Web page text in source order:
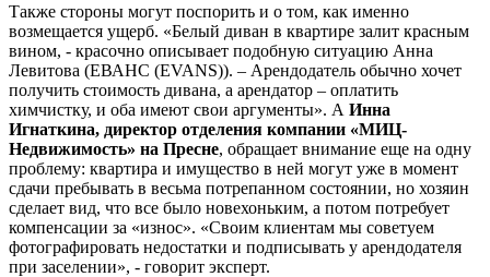
Также стороны могут поспорить и о том, как именно
возмещается ущерб. «Белый диван в квартире залит красным
вином, - красочно описывает подобную ситуацию Анна
Левитова (ЕВАНС (EVANS)). – Арендодатель обычно хочет
получить стоимость дивана, а арендатор – оплатить
химчистку, и оба имеют свои аргументы». А Инна
Игнаткина, директор отделения компании «МИЦ-
Недвижимость» на Пресне, обращает внимание еще на одну
проблему: квартира и имущество в ней могут уже в момент
сдачи пребывать в весьма потрепанном состоянии, но хозяин
сделает вид, что все было новехоньким, а потом потребует
компенсации за «износ». «Своим клиентам мы советуем
фотографировать недостатки и подписывать у арендодателя
при заселении», - говорит эксперт.